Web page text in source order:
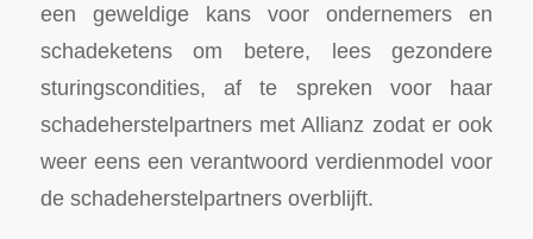
een geweldige kans voor ondernemers en
schadeketens om betere, lees gezondere
sturingscondities, af te spreken voor haar
schadeherstelpartners met Allianz zodat er ook
weer eens een verantwoord verdienmodel voor
de schadeherstelpartners overblijft.